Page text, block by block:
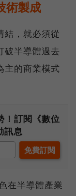
術製成
結，就必須從
破半導體過去
主的商業模式
！訂閱《數位
訊息
在半導體產業